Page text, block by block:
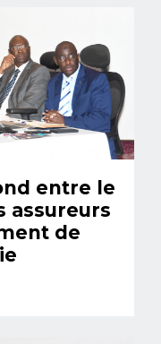
entre le
assureurs
de